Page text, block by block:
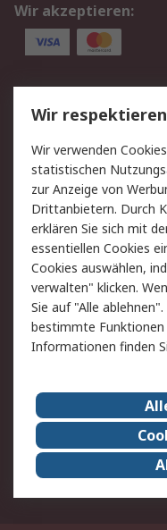
Wir akzeptieren:
Service
Value Added
Rücksendungen
Hilfe
Rechtliches
AGB
Cookie-Richtlinie
Copyright/
Karriere bei RS
Qualität/Umwelt/
Event-Center
Wir
Wir verwenden
statistischen
zur Anzeige von
Drittanbietern. Durch
erklären Sie sich mit
essentiellen Cookies
Cookies auswählen,
verwalten" klicken.
Sie auf "Alle
bestimmte Funktionen
Informationen finden